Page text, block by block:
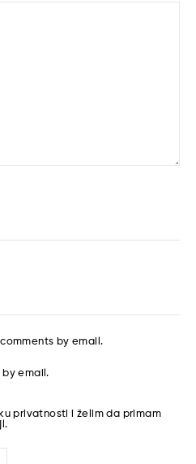
by email.
by email.
privatnosti
i želim da primam